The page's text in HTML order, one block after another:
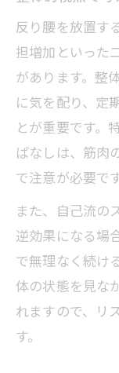
術
整体を
コツ
整体発
反り腰を放置す
担増加といった
があります。整
に気を配り、定
とが重要です。
ぱなしは、筋肉
で注意が必要です
また、自己流の
逆効果になる場
で無理なく続け
体の状態を見な
れますので、リ
す。